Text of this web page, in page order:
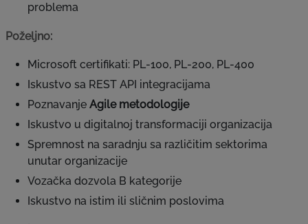
problema
Poželjno:
Microsoft certifikati: PL‑100, PL‑200, PL‑400
Iskustvo sa REST API integracijama
Poznavanje Agile metodologije
Iskustvo u digitalnoj transformaciji organizacija
Spremnost na saradnju sa različitim sektorima
unutar organizacije
Vozačka dozvola B kategorije
Iskustvo na istim ili sličnim poslovima